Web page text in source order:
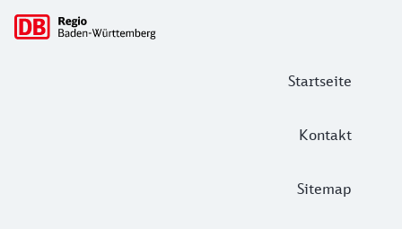
Startseite
Kontakt
Sitemap
Hauptnavigation